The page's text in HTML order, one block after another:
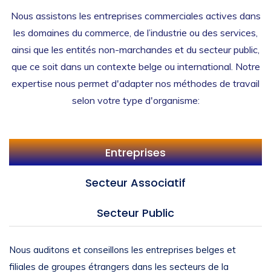
Nous assistons les entreprises commerciales actives dans
les domaines du commerce, de l’industrie ou des services,
ainsi que les entités non-marchandes et du secteur public,
que ce soit dans un contexte belge ou international. Notre
expertise nous permet d'adapter nos méthodes de travail
selon votre type d'organisme:
Entreprises
Secteur Associatif
Secteur Public
Nous auditons et conseillons les entreprises belges et
filiales de groupes étrangers dans les secteurs de la